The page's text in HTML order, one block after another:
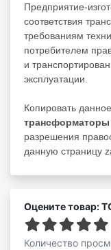
Предприятие-
соответствия
требованиям
потребителем
и
эксплуатации.
Копировать
разрешения
данную страницу
Оцените товар:
Количество